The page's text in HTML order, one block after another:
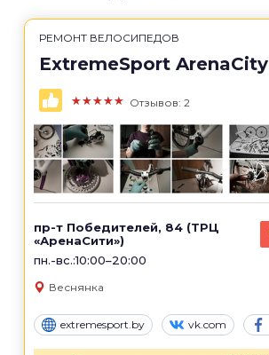
РЕМОНТ ВЕЛОСИПЕДОВ
ExtremeSport ArenaCity
★★★★★ Отзывов: 2
пр-т Победителей, 84 (ТРЦ
«АренаСити»)
пн.-вс.:10:00–20:00
Веснянка
extremesport.by vk.com